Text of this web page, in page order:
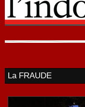
La FRAUDE